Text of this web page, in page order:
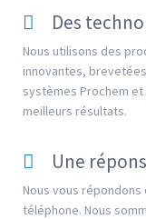
Des
Nous utilisons des
innovantes,
systèmes Prochem
meilleurs résultats.
Une
Nous vous
téléphone. Nous